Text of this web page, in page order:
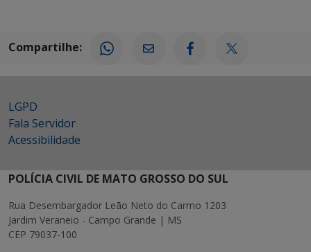
Compartilhe:
LGPD
Fala Servidor
Acessibilidade
POLÍCIA CIVIL DE MATO GROSSO DO SUL
Rua Desembargador Leão Neto do Carmo 1203
Jardim Veraneio - Campo Grande | MS
CEP 79037-100